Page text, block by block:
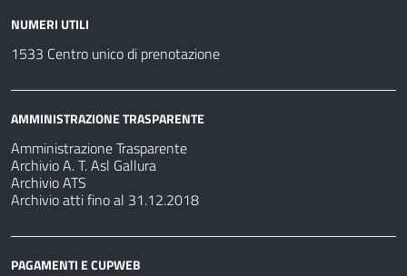
NUMERI UTILI
1533 Centro unico di prenotazione
AMMINISTRAZIONE TRASPARENTE
Amministrazione Trasparente
Archivio A. T. Asl Gallura
Archivio ATS
Archivio atti fino al 31.12.2018
PAGAMENTI E CUPWEB